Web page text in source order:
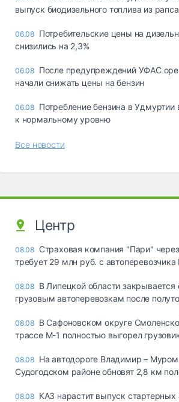
выпуск биодизельного топлива из рапса
06.08 Потребительские цены на
снизились на 2,3%
06.08 После предупреждений УФАС
начали снижать цены на бензин
06.08 Потребление бензина в Удмуртии
к нормальному уровню
Все новости
Центр
08.08 Страховая компания "Пари"
требует 29 млн руб. с автоперевозчика
08.08 В Липецкой области
грузовым автоперевозкам после
08.08 В Сафоновском округе
трассе М-1 полностью выгорел
08.08 На автодороге Владимир –
Судогодском районе обновят 2,8 км
08.08 КАЗ нарастит выпуск стартерных